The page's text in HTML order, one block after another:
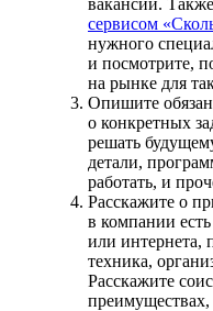
вакансии.
сервисом
нужного
и посмотрите,
на рынке для
Опишите
о конкретных
решать
детали,
работать, и
Расскажите о
в компании
или интернета,
техника,
Расскажите
преимуществах,